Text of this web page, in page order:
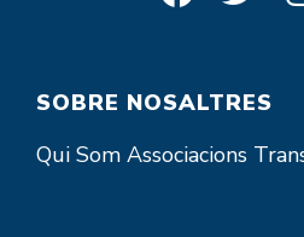
SOBRE NOSALTRES
Qui Som Associacions